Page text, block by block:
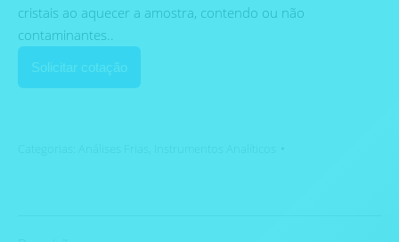
cristais ao aquecer a amostra, contendo ou não
contaminantes..
Solicitar cotação